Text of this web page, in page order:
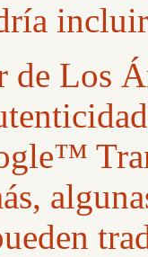
de Los